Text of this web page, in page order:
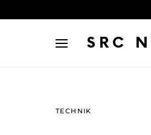
SRC
TECHNIK